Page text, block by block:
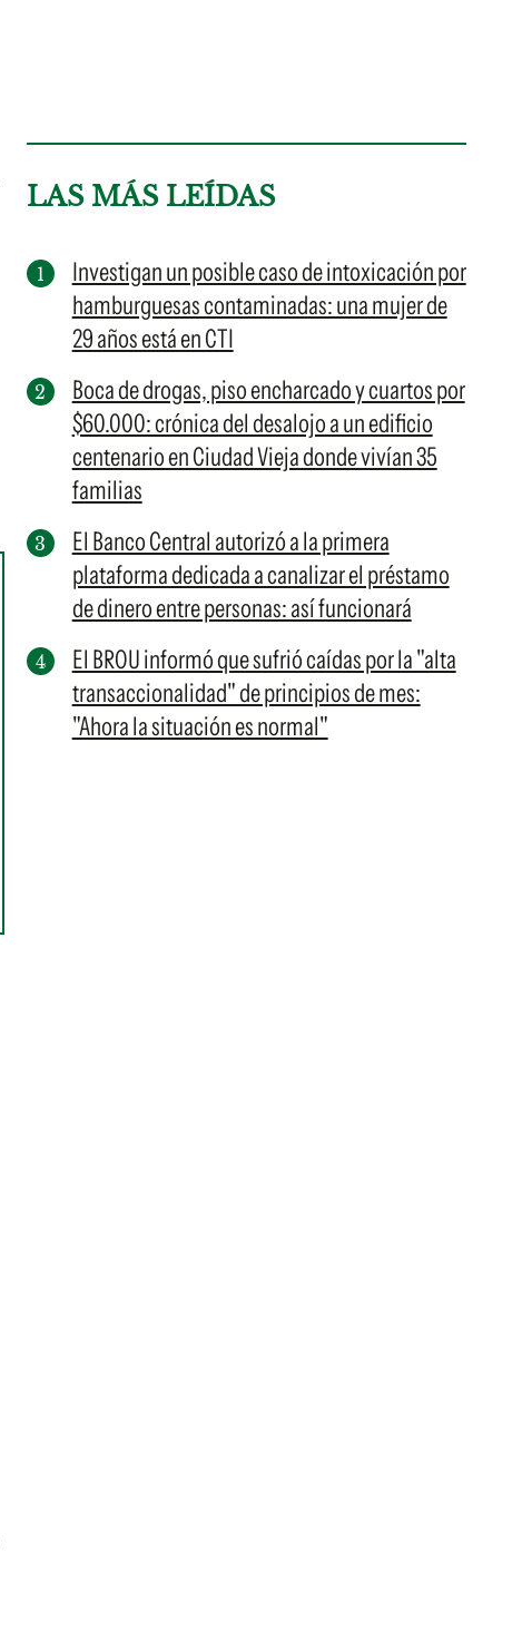
LAS MÁS LEÍDAS
Investigan un posible caso de intoxicación por
hamburguesas contaminadas: una mujer de
29 años está en CTI
Boca de drogas, piso encharcado y cuartos por
$60.000: crónica del desalojo a un edificio
centenario en Ciudad Vieja donde vivían 35
familias
El Banco Central autorizó a la primera
plataforma dedicada a canalizar el préstamo
de dinero entre personas: así funcionará
El BROU informó que sufrió caídas por la "alta
transaccionalidad" de principios de mes:
"Ahora la situación es normal"